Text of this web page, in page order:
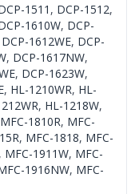
1511 , DCP-1512,
1610W, DCP-
DCP-1612WE, DCP-
, DCP-1617NW,
, DCP-1623W,
, HL-1210WR, HL-
, HL-1218W,
MFC-1810R, MFC-
, MFC-1818, MFC-
, MFC-1911W, MFC-
1916NW, MFC-